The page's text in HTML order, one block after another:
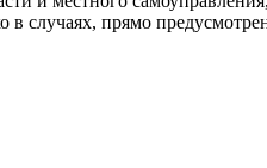
случаях, прямо